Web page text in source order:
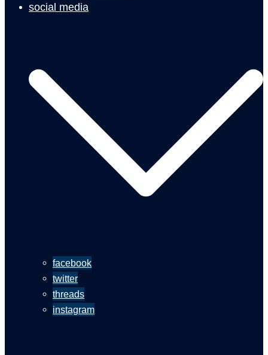
social media
facebook
twitter
threads
instagram